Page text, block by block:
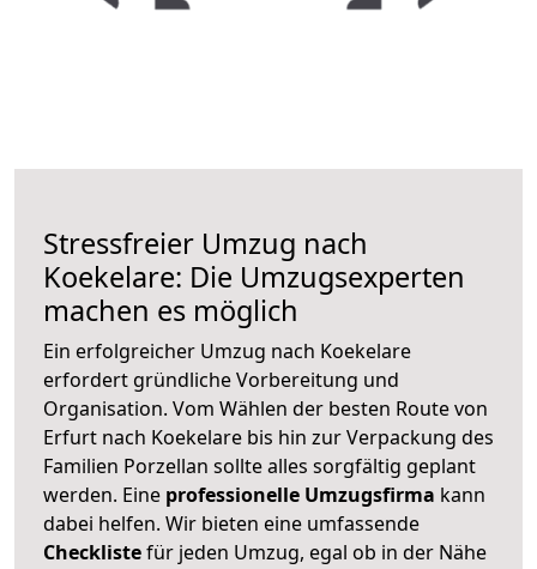
Stressfreier Umzug nach
Koekelare: Die Umzugsexperten
machen es möglich
Ein erfolgreicher Umzug nach Koekelare
erfordert gründliche Vorbereitung und
Organisation. Vom Wählen der besten Route von
Erfurt nach Koekelare bis hin zur Verpackung des
Familien Porzellan sollte alles sorgfältig geplant
werden. Eine professionelle Umzugsfirma kann
dabei helfen. Wir bieten eine umfassende
Checklistefür jeden Umzug, egal ob in der Nähe